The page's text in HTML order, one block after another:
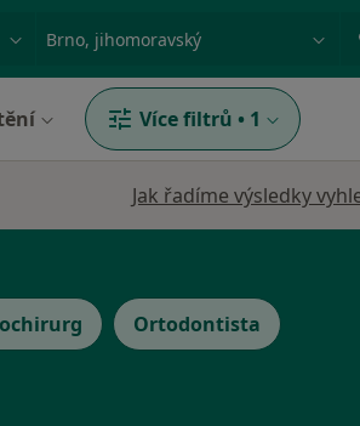
Město nebo region
Více filtrů • 1
Jak řadíme výsledky
Ortodontista